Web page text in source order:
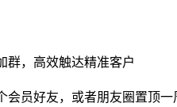
，高效触达精准客户
员好友，或者朋友圈置顶一